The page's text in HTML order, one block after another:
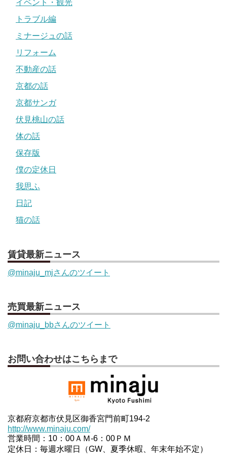
イベント・観光
トラブル編
ミナージュの話
リフォーム
不動産の話
京都の話
京都サンガ
伏見桃山の話
体の話
保存版
僕の定休日
我思ふ
日記
猫の話
賃貸最新ニュース
@minaju_mjさんのツイート
売買最新ニュース
@minaju_bbさんのツイート
お問い合わせはこちらまで
京都府京都市伏見区御香宮門前町194-2
http://www.minaju.com/
営業時間：10：00ＡＭ-6：00ＰＭ
定休日：毎週水曜日（GW、夏季休暇、年末年始不定）